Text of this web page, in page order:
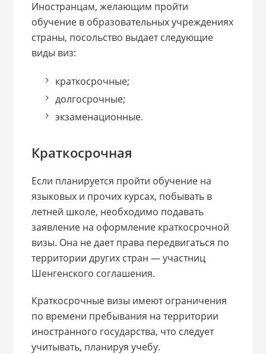
Иностранцам, желающим пройти
обучение в образовательных учреждениях
страны, посольство выдает следующие
виды виз:
краткосрочные;
долгосрочные;
экзаменационные.
Краткосрочная
Если планируется пройти обучение на
языковых и прочих курсах, побывать в
летней школе, необходимо подавать
заявление на оформление краткосрочной
визы. Она не дает права передвигаться по
территории других стран — участниц
Шенгенского соглашения.
Краткосрочные визы имеют ограничения
по времени пребывания на территории
иностранного государства, что следует
учитывать, планируя учебу.